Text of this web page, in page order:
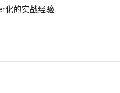
化的实战经验